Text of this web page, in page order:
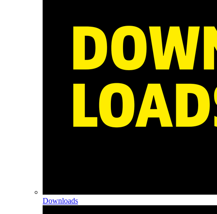
Downloads